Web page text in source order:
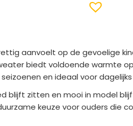
aanvoelt op de gevoelige
biedt voldoende warmte
en ideaal voor dagelijks
zitten en mooi in model
keuze voor ouders die